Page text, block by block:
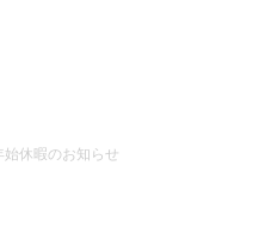
始休暇のお知らせ